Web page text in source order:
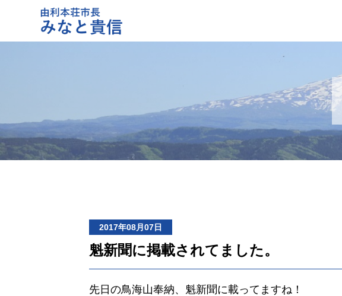
2017年08月07日
魁新聞に掲載されてました。
先日の鳥海山奉納、魁新聞に載ってますね！